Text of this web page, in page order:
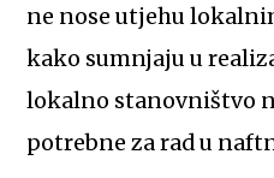
ne nose utjehu
kako sumnjaju u
lokalno stanovništvo
potrebne za rad u